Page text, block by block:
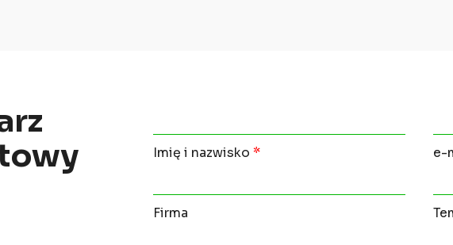
Imię i nazwisko * e-
Firma